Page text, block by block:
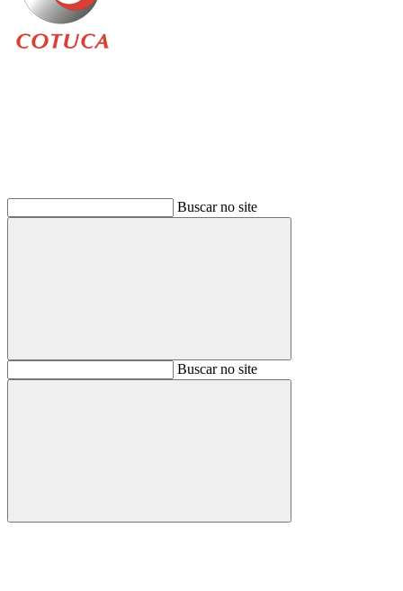
Buscar no site
BuscarBuscar no site
Buscar